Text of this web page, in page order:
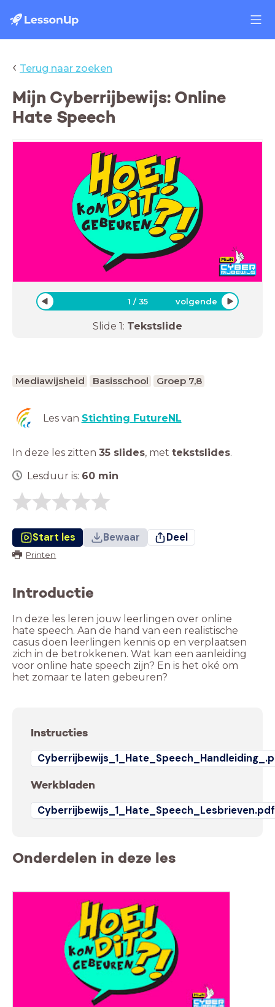
‹ Terug naar zoeken
Mijn Cyberrijbewijs: Online
Hate Speech
1 /35 volgende
Slide 1: Tekstslide
Mediawijsheid Basisschool Groep 7,8
Les van Stichting FutureNL
In deze les zitten 35 slides, met tekstslides.
Lesduur is: 60 min
Start les Bewaar Deel
Printen
Introductie
In deze les leren jouw leerlingen over online
hate speech. Aan de hand van een realistische
casus doen leerlingen kennis op en verplaatsen
zich in de betrokkenen. Wat kan een aanleiding
voor online hate speech zijn? En is het oké om
het zomaar te laten gebeuren?
Instructies
Werkbladen
Cyberrijbewijs_1_Hate_Speech_Lesbrieven.pdf
Onderdelen in deze les